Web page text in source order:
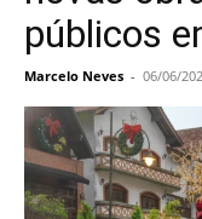
públicos
Marcelo Neves - 06/06/